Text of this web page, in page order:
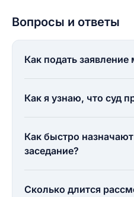
Вопросы и ответы
Как подать
Как я узнаю, что суд
Как быстро
заседание?
Сколько длится